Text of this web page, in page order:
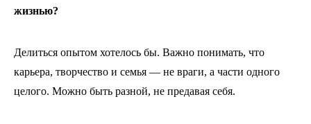
жизнью?
Делиться опытом хотелось бы. Важно понимать, что
карьера, творчество и семья — не враги, а части одного
целого. Можно быть разной, не предавая себя.